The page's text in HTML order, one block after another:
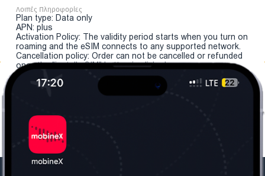
Λοιπές Πληροφορίες
Plan type: Data only
APN: plus
Activation Policy: The validity period starts when you turn on
roaming and the eSIM connects to any supported network.
Cancellation policy: Order can not be cancelled or refunded
once the "install eSIM" button is clicked.